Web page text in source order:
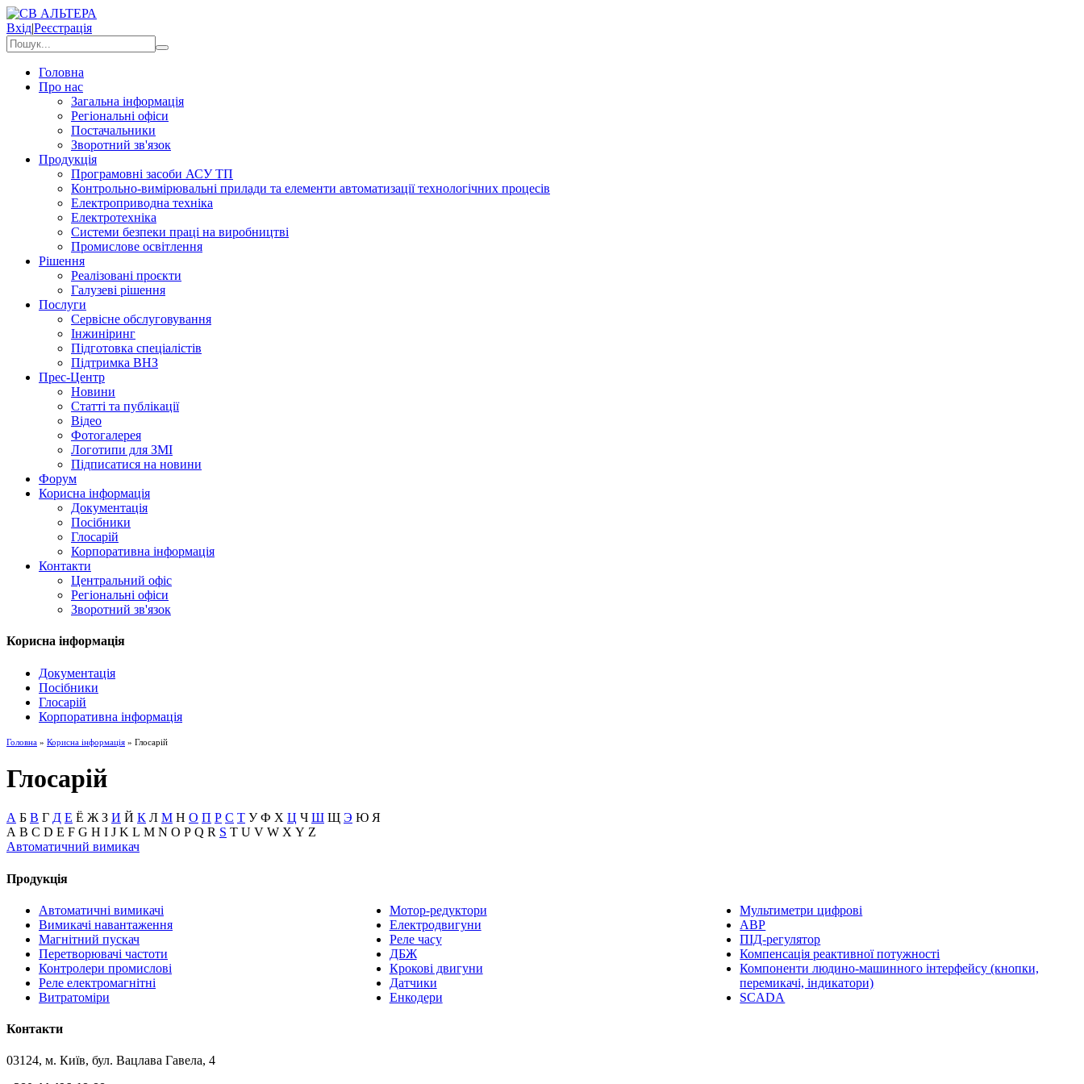
Вхід|Реєстрація
Головна
Про нас
Загальна інформація
Регіональні офіси
Постачальники
Зворотний зв'язок
Продукція
Програмовні засоби АСУ ТП
Контрольно-вимірювальні прилади та елементи автоматизації технологічних процесів
Електроприводна техніка
Електротехніка
Системи безпеки праці на виробництві
Промислове освітлення
Рішення
Реалізовані проєкти
Галузеві рішення
Послуги
Сервісне обслуговування
Інжиніринг
Підготовка спеціалістів
Підтримка ВНЗ
Прес-Центр
Новини
Статті та публікації
Відео
Фотогалерея
Логотипи для ЗМІ
Підписатися на новини
Форум
Корисна інформація
Документація
Посібники
Глосарій
Корпоративна інформація
Контакти
Центральний офіс
Регіональні офіси
Зворотний зв'язок
Корисна інформація
Документація
Посібники
Глосарій
Корпоративна інформація
Головна » Корисна інформація » Глосарій
Глосарій
А Б В Г Д Е Ё Ж З И Й К Л М Н О П Р С Т У Ф Х Ц Ч Ш Щ Э Ю Я
A B C D E F G H I J K L M N O P Q R S T U V W X Y Z
Автоматичний вимикач
Продукція
Автоматичні вимикачі
Вимикачі навантаження
Магнітний пускач
Перетворювачі частоти
Контролери промислові
Реле електромагнітні
Витратоміри
Мотор-редуктори
Електродвигуни
Реле часу
ДБЖ
Крокові двигуни
Датчики
Енкодери
Мультиметри цифрові
АВР
ПІД-регулятор
Компенсація реактивної потужності
Компоненти людино-машинного інтерфейсу (кнопки,
перемикачі, індикатори)
SCADA
Контакти
03124, м. Київ, бул. Вацлава Гавела, 4